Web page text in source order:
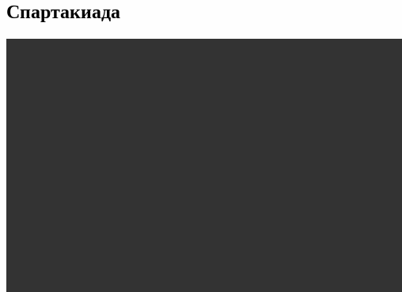
Спартакиада